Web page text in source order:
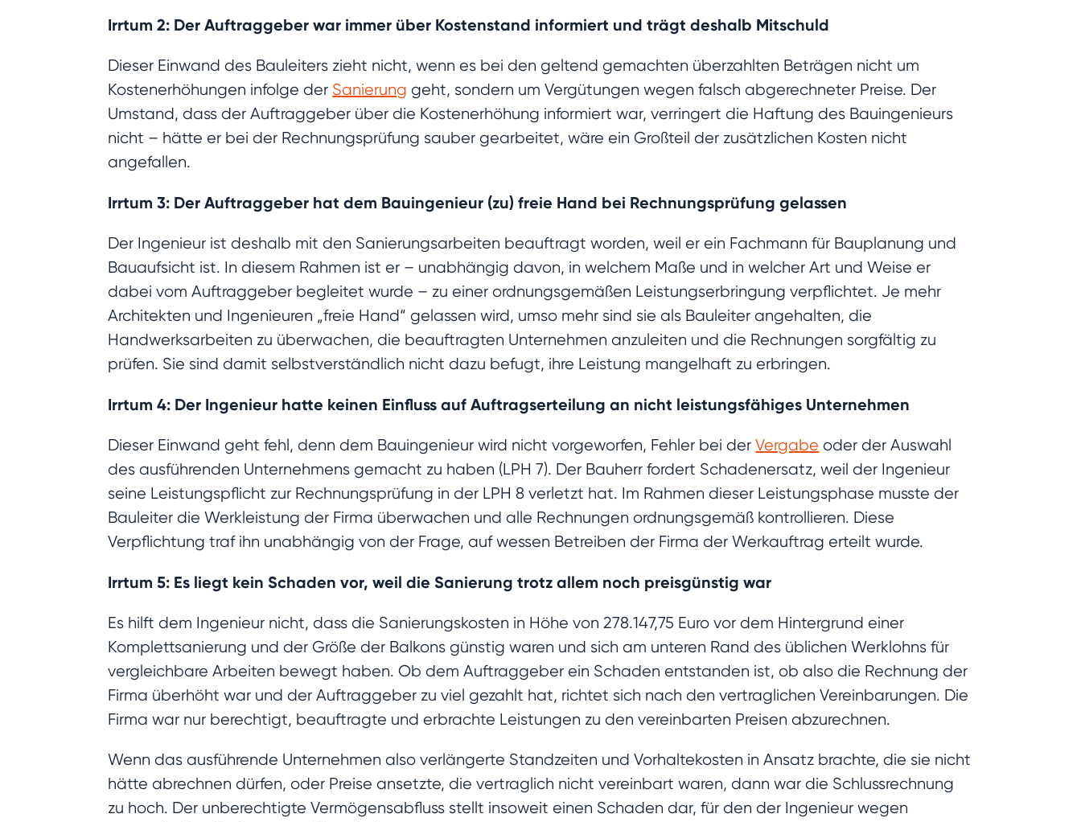
Irrtum 2: Der Auftraggeber war immer über Kostenstand informiert und trägt deshalb Mitschuld
Dieser Einwand des Bauleiters zieht nicht, wenn es bei den geltend gemachten überzahlten Beträgen nicht um
Kostenerhöhungen infolge der Sanierung geht, sondern um Vergütungen wegen falsch abgerechneter Preise. Der
Umstand, dass der Auftraggeber über die Kostenerhöhung informiert war, verringert die Haftung des Bauingenieurs
nicht – hätte er bei der Rechnungsprüfung sauber gearbeitet, wäre ein Großteil der zusätzlichen Kosten nicht
angefallen.
Irrtum 3: Der Auftraggeber hat dem Bauingenieur (zu) freie Hand bei Rechnungsprüfung gelassen
Der Ingenieur ist deshalb mit den Sanierungsarbeiten beauftragt worden, weil er ein Fachmann für Bauplanung und
Bauaufsicht ist. In diesem Rahmen ist er – unabhängig davon, in welchem Maße und in welcher Art und Weise er
dabei vom Auftraggeber begleitet wurde – zu einer ordnungsgemäßen Leistungserbringung verpflichtet. Je mehr
Architekten und Ingenieuren „freie Hand“ gelassen wird, umso mehr sind sie als Bauleiter angehalten, die
Handwerksarbeiten zu überwachen, die beauftragten Unternehmen anzuleiten und die Rechnungen sorgfältig zu
prüfen. Sie sind damit selbstverständlich nicht dazu befugt, ihre Leistung mangelhaft zu erbringen.
Irrtum 4: Der Ingenieur hatte keinen Einfluss auf Auftragserteilung an nicht leistungsfähiges Unternehmen
Dieser Einwand geht fehl, denn dem Bauingenieur wird nicht vorgeworfen, Fehler bei derVergabe oder der Auswahl
des ausführenden Unternehmens gemacht zu haben (LPH 7). Der Bauherr fordert Schadenersatz, weil der Ingenieur
seine Leistungspflicht zur Rechnungsprüfung in der LPH 8 verletzt hat. Im Rahmen dieser Leistungsphase musste der
Bauleiter die Werkleistung der Firma überwachen und alle Rechnungen ordnungsgemäß kontrollieren. Diese
Verpflichtung traf ihn unabhängig von der Frage, auf wessen Betreiben der Firma der Werkauftrag erteilt wurde.
Irrtum 5: Es liegt kein Schaden vor, weil die Sanierung trotz allem noch preisgünstig war
Es hilft dem Ingenieur nicht, dass die Sanierungskosten in Höhe von 278.147,75 Euro vor dem Hintergrund einer
Komplettsanierung und der Größe der Balkons günstig waren und sich am unteren Rand des üblichen Werklohns für
vergleichbare Arbeiten bewegt haben. Ob dem Auftraggeber ein Schaden entstanden ist, ob also die Rechnung der
Firma überhöht war und der Auftraggeber zu viel gezahlt hat, richtet sich nach den vertraglichen Vereinbarungen. Die
Firma war nur berechtigt, beauftragte und erbrachte Leistungen zu den vereinbarten Preisen abzurechnen.
Wenn das ausführende Unternehmen also verlängerte Standzeiten und Vorhaltekosten in Ansatz brachte, die sie nicht
hätte abrechnen dürfen, oder Preise ansetzte, die vertraglich nicht vereinbart waren, dann war die Schlussrechnung
zu hoch. Der unberechtigte Vermögensabfluss stellt insoweit einen Schaden dar, für den der Ingenieur wegen